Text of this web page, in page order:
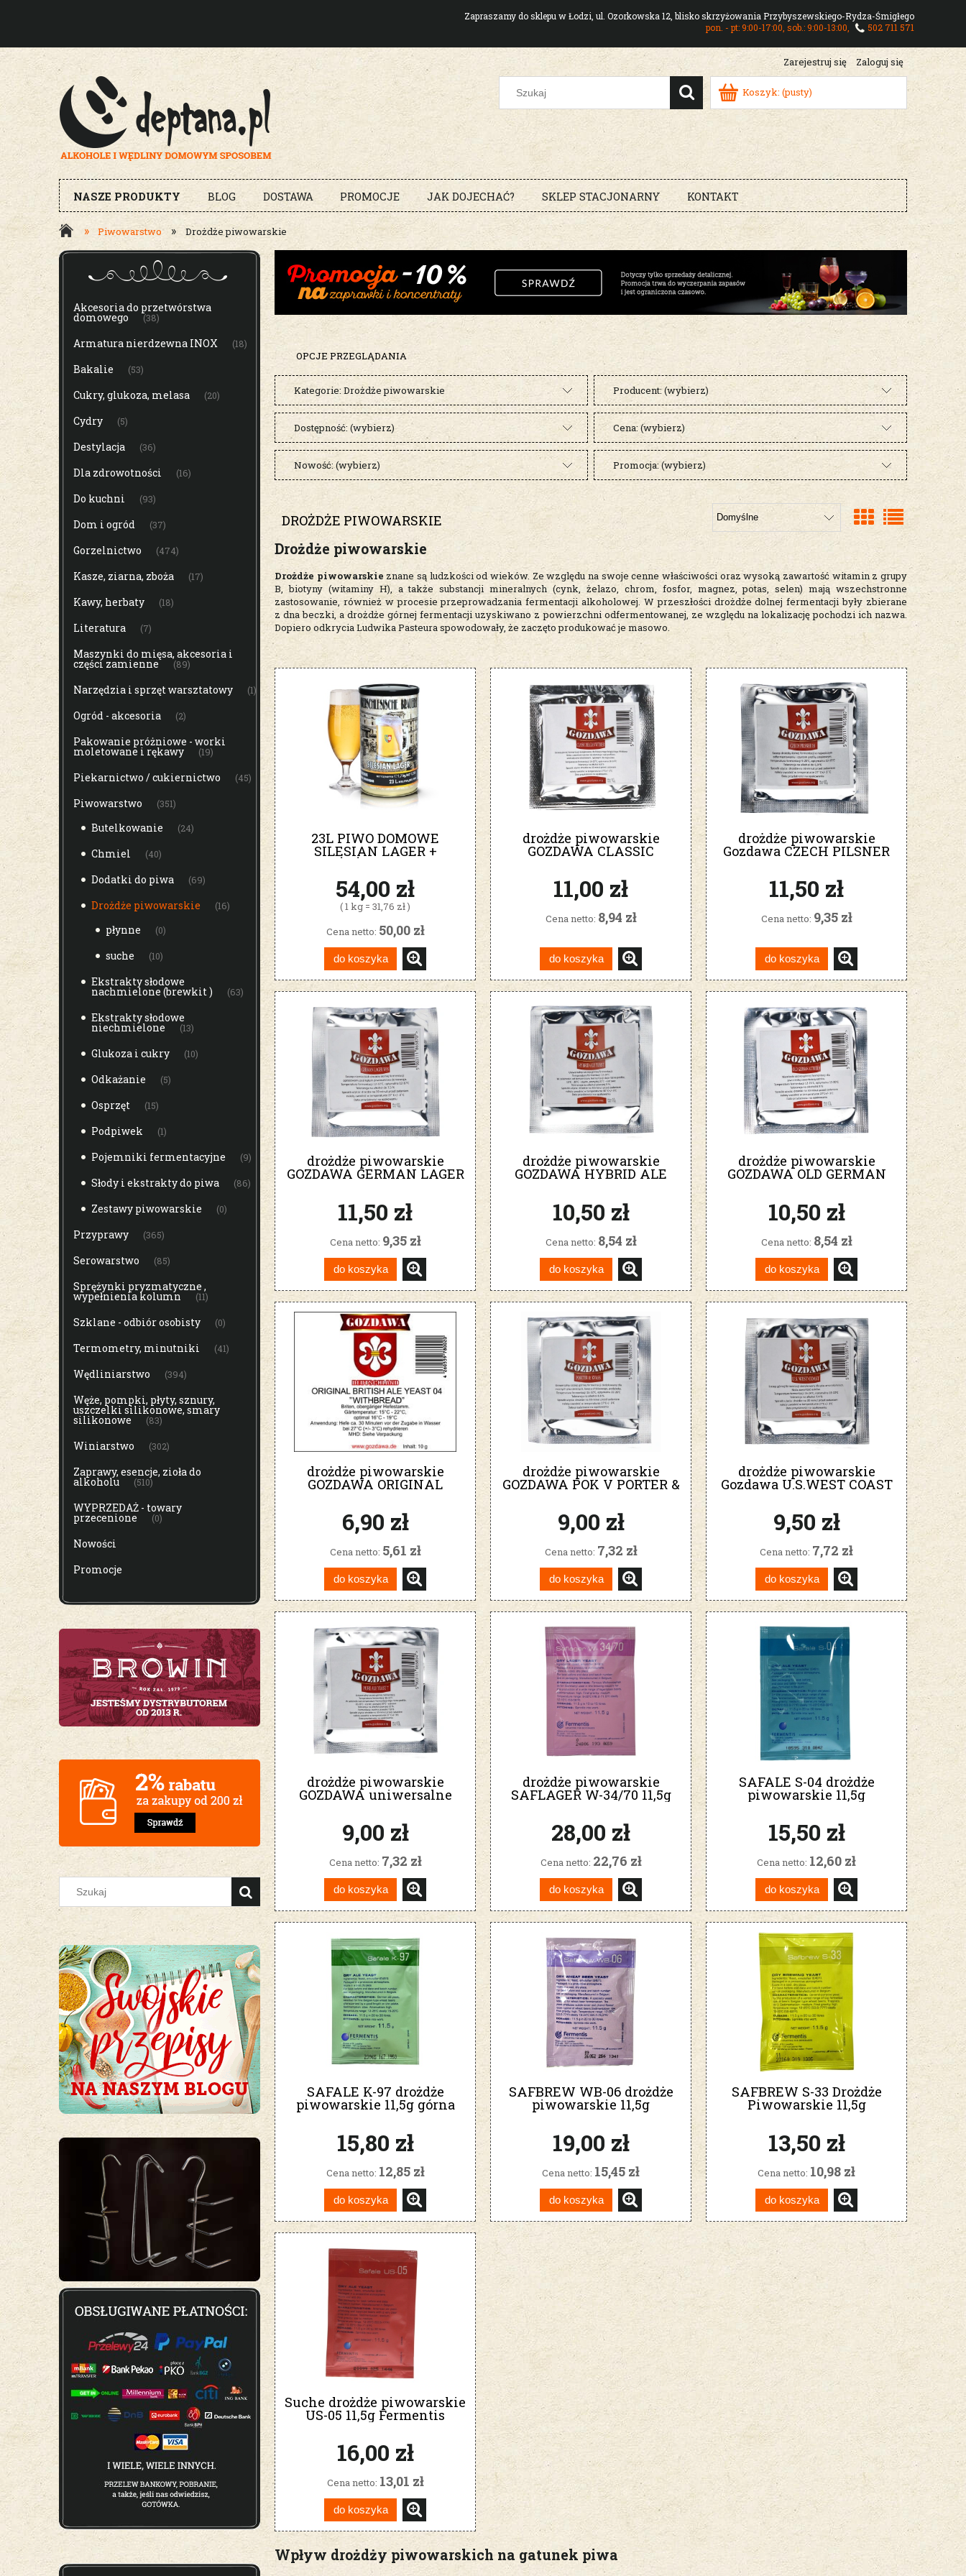
Zapraszamy do sklepu w Łodzi, ul. Ozorkowska 12, blisko skrzyżowania Przybyszewskiego-Rydza-Śmigłego
pon. - pt: 9:00-17:00, sob.: 9:00-13:00,
502 711 571
Zarejestruj się Zaloguj się
Koszyk: (pusty)
NASZE PRODUKTY BLOG DOSTAWA PROMOCJE JAK DOJECHAĆ? SKLEP STACJONARNY KONTAKT
» Piwowarstwo » Drożdże piwowarskie
MENU
Akcesoria do przetwórstwa
domowego (38)
Armatura nierdzewna INOX (18)
Bakalie (53)
Cukry, glukoza, melasa (20)
Cydry (5)
Destylacja (36)
Dla zdrowotności (16)
Do kuchni (93)
Dom i ogród (37)
Gorzelnictwo (474)
Kasze, ziarna, zboża (17)
Kawy, herbaty (18)
Literatura (7)
Maszynki do mięsa, akcesoria i
części zamienne (89)
Narzędzia i sprzęt warsztatowy (1)
Ogród - akcesoria (2)
Pakowanie próżniowe - worki
moletowane i rękawy (19)
Piekarnictwo / cukiernictwo (45)
Piwowarstwo (351)
Butelkowanie (24)
Chmiel (40)
Dodatki do piwa (69)
Drożdże piwowarskie (16)
płynne (0)
suche (10)
Ekstrakty słodowe
nachmielone (brewkit ) (63)
Ekstrakty słodowe
niechmielone (13)
Glukoza i cukry (10)
Odkażanie (5)
Osprzęt (15)
Podpiwek (1)
Pojemniki fermentacyjne (9)
Słody i ekstrakty do piwa (86)
Zestawy piwowarskie (0)
Przyprawy (365)
Serowarstwo (85)
Sprężynki pryzmatyczne ,
wypełnienia kolumn (11)
Szklane - odbiór osobisty (0)
Termometry, minutniki (41)
Wędliniarstwo (394)
Węże, pompki, płyty, sznury,
uszczelki silikonowe, smary
silikonowe (83)
Winiarstwo (302)
Zaprawy, esencje, zioła do
alkoholu (510)
WYPRZEDAŻ - towary
przecenione (0)
Nowości
Promocje
OPCJE PRZEGLĄDANIA
Kategorie: Drożdże piwowarskie Producent: (wybierz)
Dostępność: (wybierz) Cena: (wybierz)
Nowość: (wybierz) Promocja: (wybierz)
DROŻDŻE PIWOWARSKIE
Drożdże piwowarskie
Drożdże piwowarskie znane są ludzkości od wieków. Ze względu na swoje cenne właściwości oraz wysoką zawartość witamin z grupy
B, biotyny (witaminy H), a także substancji mineralnych (cynk, żelazo, chrom, fosfor, magnez, potas, selen) mają wszechstronne
zastosowanie, również w procesie przeprowadzania fermentacji alkoholowej. W przeszłości drożdże dolnej fermentacji były zbierane
z dna beczki, a drożdże górnej fermentacji uzyskiwano z powierzchni odfermentowanej, ze względu na lokalizację pochodzi ich nazwa.
Dopiero odkrycia Ludwika Pasteura spowodowały, że zaczęto produkować je masowo.
23L PIWO DOMOWE
SILESIAN LAGER +
DROŻDŻE BREWKIT
54,00 zł
( 1 kg = 31,76 zł )
Cena netto: 50,00 zł
do koszyka
drożdże piwowarskie
GOZDAWA CLASSIC
11,00 zł
Cena netto: 8,94 zł
do koszyka
drożdże piwowarskie
Gozdawa CZECH PILSNER
11,50 zł
Cena netto: 9,35 zł
do koszyka
drożdże piwowarskie
GOZDAWA GERMAN LAGER
11,50 zł
Cena netto: 9,35 zł
do koszyka
drożdże piwowarskie
GOZDAWA HYBRID ALE
10,50 zł
Cena netto: 8,54 zł
do koszyka
drożdże piwowarskie
GOZDAWA OLD GERMAN
10,50 zł
Cena netto: 8,54 zł
do koszyka
drożdże piwowarskie
GOZDAWA ORIGINAL
WITHBREAD
6,90 zł
Cena netto: 5,61 zł
do koszyka
drożdże piwowarskie
GOZDAWA POK V PORTER &
9,00 zł
Cena netto: 7,32 zł
do koszyka
drożdże piwowarskie
Gozdawa U.S.WEST COAST
9,50 zł
Cena netto: 7,72 zł
do koszyka
drożdże piwowarskie
GOZDAWA uniwersalne
9,00 zł
Cena netto: 7,32 zł
do koszyka
drożdże piwowarskie
SAFLAGER W-34/70 11,5g
28,00 zł
Cena netto: 22,76 zł
do koszyka
SAFALE S-04 drożdże
piwowarskie 11,5g
15,50 zł
Cena netto: 12,60 zł
do koszyka
SAFALE K-97 drożdże
piwowarskie 11,5g górna
fermentacja
15,80 zł
Cena netto: 12,85 zł
do koszyka
SAFBREW WB-06 drożdże
piwowarskie 11,5g
19,00 zł
Cena netto: 15,45 zł
do koszyka
SAFBREW S-33 Drożdże
Piwowarskie 11,5g
13,50 zł
Cena netto: 10,98 zł
do koszyka
Suche drożdże piwowarskie
US-05 11,5g Fermentis
16,00 zł
Cena netto: 13,01 zł
do koszyka
Wpływ drożdży piwowarskich na gatunek piwa